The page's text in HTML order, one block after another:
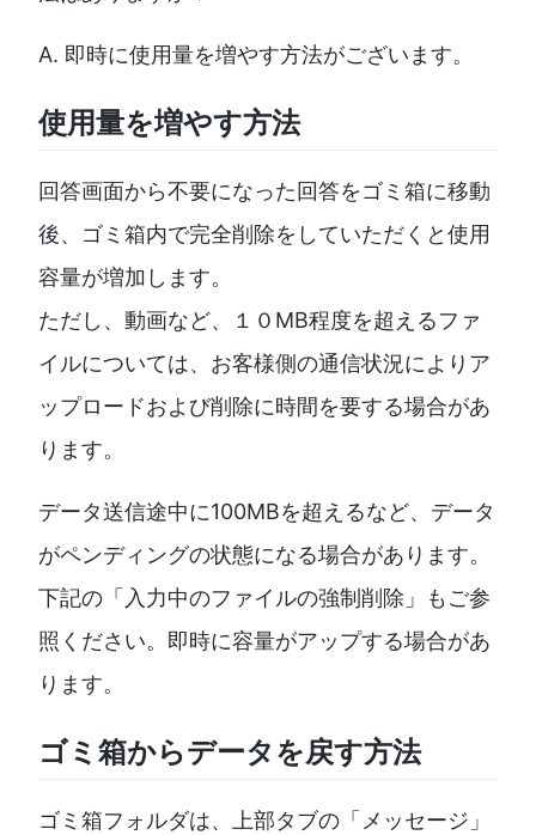
A. 即時に使用量を増やす方法がございます。
使用量を増やす方法
回答画面から不要になった回答をゴミ箱に移動
後、ゴミ箱内で完全削除をしていただくと使用
容量が増加します。
ただし、動画など、１０MB程度を超えるファ
イルについては、お客様側の通信状況によりア
ップロードおよび削除に時間を要する場合があ
ります。
データ送信途中に100MBを超えるなど、データ
がペンディングの状態になる場合があります。
下記の「入力中のファイルの強制削除」もご参
照ください。即時に容量がアップする場合があ
ります。
ゴミ箱からデータを戻す方法
ゴミ箱フォルダは、上部タブの「メッセージ」